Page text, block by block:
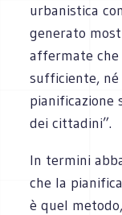
urbanistica
generato
affermate che
sufficiente,
pianificazione
dei cittadini”.
In termini
che la
è quel